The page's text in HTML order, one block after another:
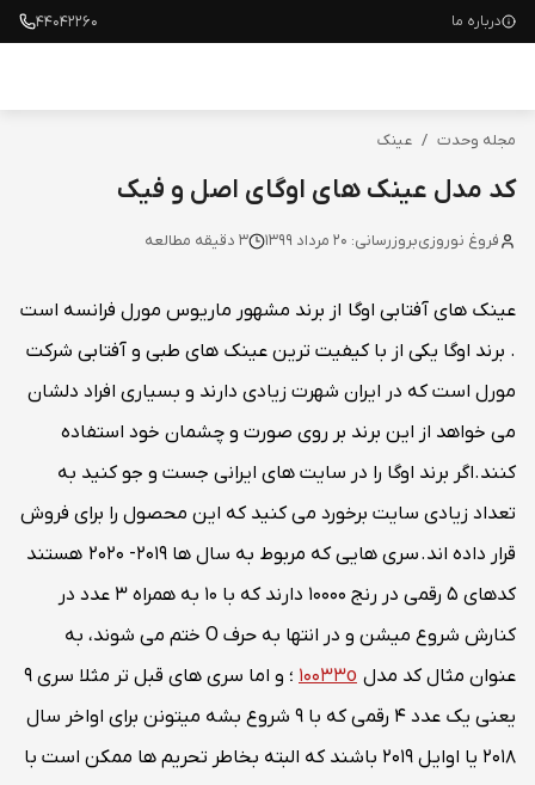
درباره ما ۴۴۰۴۲۲۶۰
مجله وحدت / عینک
کد مدل عینک های اوگای اصل و فیک
فروغ نوروزیبروزرسانی: 20 مرداد 1399 3 دقیقه مطالعه
عینک های آفتابی اوگا از برند مشهور ماریوس مورل فرانسه است
. برند اوگا یکی از با کیفیت ترین عینک های طبی و آفتابی شرکت
مورل است که در ایران شهرت زیادی دارند و بسیاری افراد دلشان
می خواهد از این برند بر روی صورت و چشمان خود استفاده
کنند.اگر برند اوگا را در سایت های ایرانی جست و جو کنید به
تعداد زیادی سایت برخورد می کنید که این محصول را برای فروش
قرار داده اند. سری هایی که مربوط به سال ها 2019- 2020 هستند
کدهای 5 رقمی در رنج 10000 دارند که با 10 به همراه 3 عدد در
کنارش شروع میشن و در انتها به حرف O ختم می شوند، به
عنوان مثال کد مدل 10033o
؛ و اما سری های قبل تر مثلا سری 9
یعنی یک عدد 4 رقمی که با 9 شروع بشه میتونن برای اواخر سال
2018 یا اوایل 2019 باشند که البته بخاطر تحریم ها ممکن است با